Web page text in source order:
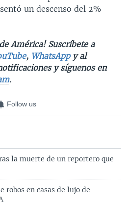
un descenso del 2%
América! Suscríbete a
, WhatsAppy al
y síguenos en
.
Follow us
la muerte de un reportero que
robos en casas de lujo de